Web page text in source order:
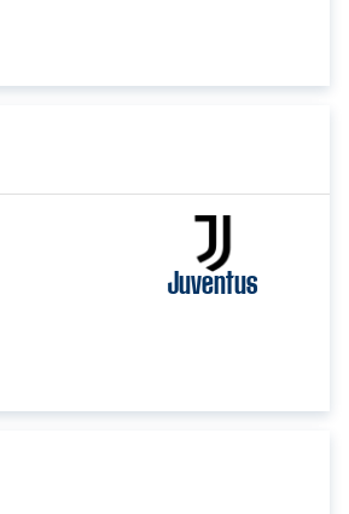
Juventus